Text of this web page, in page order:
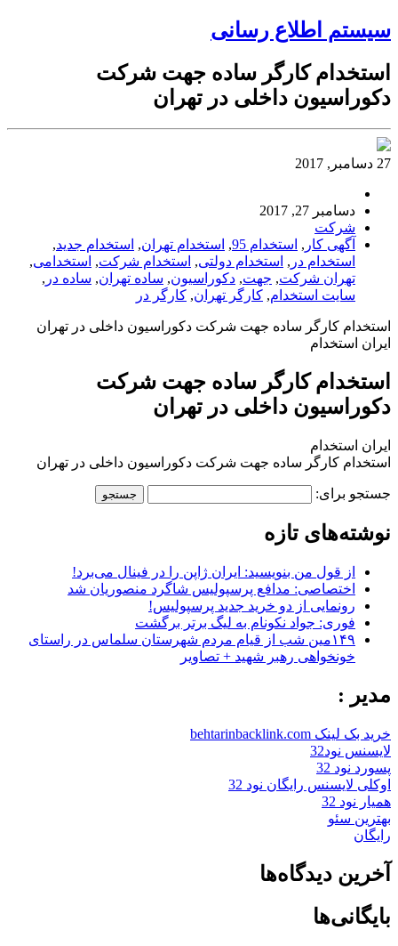
سیستم اطلاع رسانی
استخدام کارگر ساده جهت شرکت
دکوراسیون داخلی در تهران
27 دسامبر, 2017
دسامبر 27, 2017
شرکت
آگهی کار , استخدام 95 , استخدام تهران, استخدام جدید,
استخدام در , استخدام دولتی, استخدام شرکت, استخدامی,
تهران شرکت, جهت, دکوراسیون, ساده تهران, ساده در ,
سایت استخدام, کارگر تهران, کارگر در
استخدام کارگر ساده جهت شرکت دکوراسیون داخلی در تهران
ایران استخدام
استخدام کارگر ساده جهت شرکت
دکوراسیون داخلی در تهران
ایران استخدام
استخدام کارگر ساده جهت شرکت دکوراسیون داخلی در تهران
جستجو برای:
نوشته‌های تازه
از قول من بنویسید: ایران ژاپن را در فینال می‌برد!
اختصاصی: مدافع پرسپولیس شاگرد منصوریان شد
رونمایی از دو خرید جدید پرسپولیس!
فوری: جواد نکونام به لیگ برتر برگشت
۱۴۹مین شب از قیام مردم شهرستان سلماس در راستای
خونخواهی رهبر شهید + تصاویر
مدیر :
خرید بک لینک behtarinbacklink.com
لایسنس نود32
پسورد نود 32
اوکلی لایسنس رایگان نود 32
همیار نود 32
بهترین سئو
رایگان
آخرین دیدگاه‌ها
بایگانی‌ها